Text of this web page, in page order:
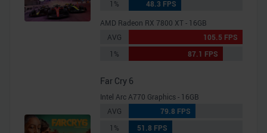
1%
48.3 FPS
AMD Radeon RX 7800 XT - 16GB
AVG
105.5 FPS
1%
87.1 FPS
Far Cry 6
Intel Arc A770 Graphics - 16GB
AVG
79.8 FPS
1%
51.8 FPS